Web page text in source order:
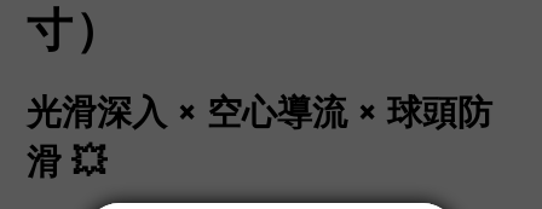
寸）
光滑深入 × 空心導流 × 球頭防
滑 💥